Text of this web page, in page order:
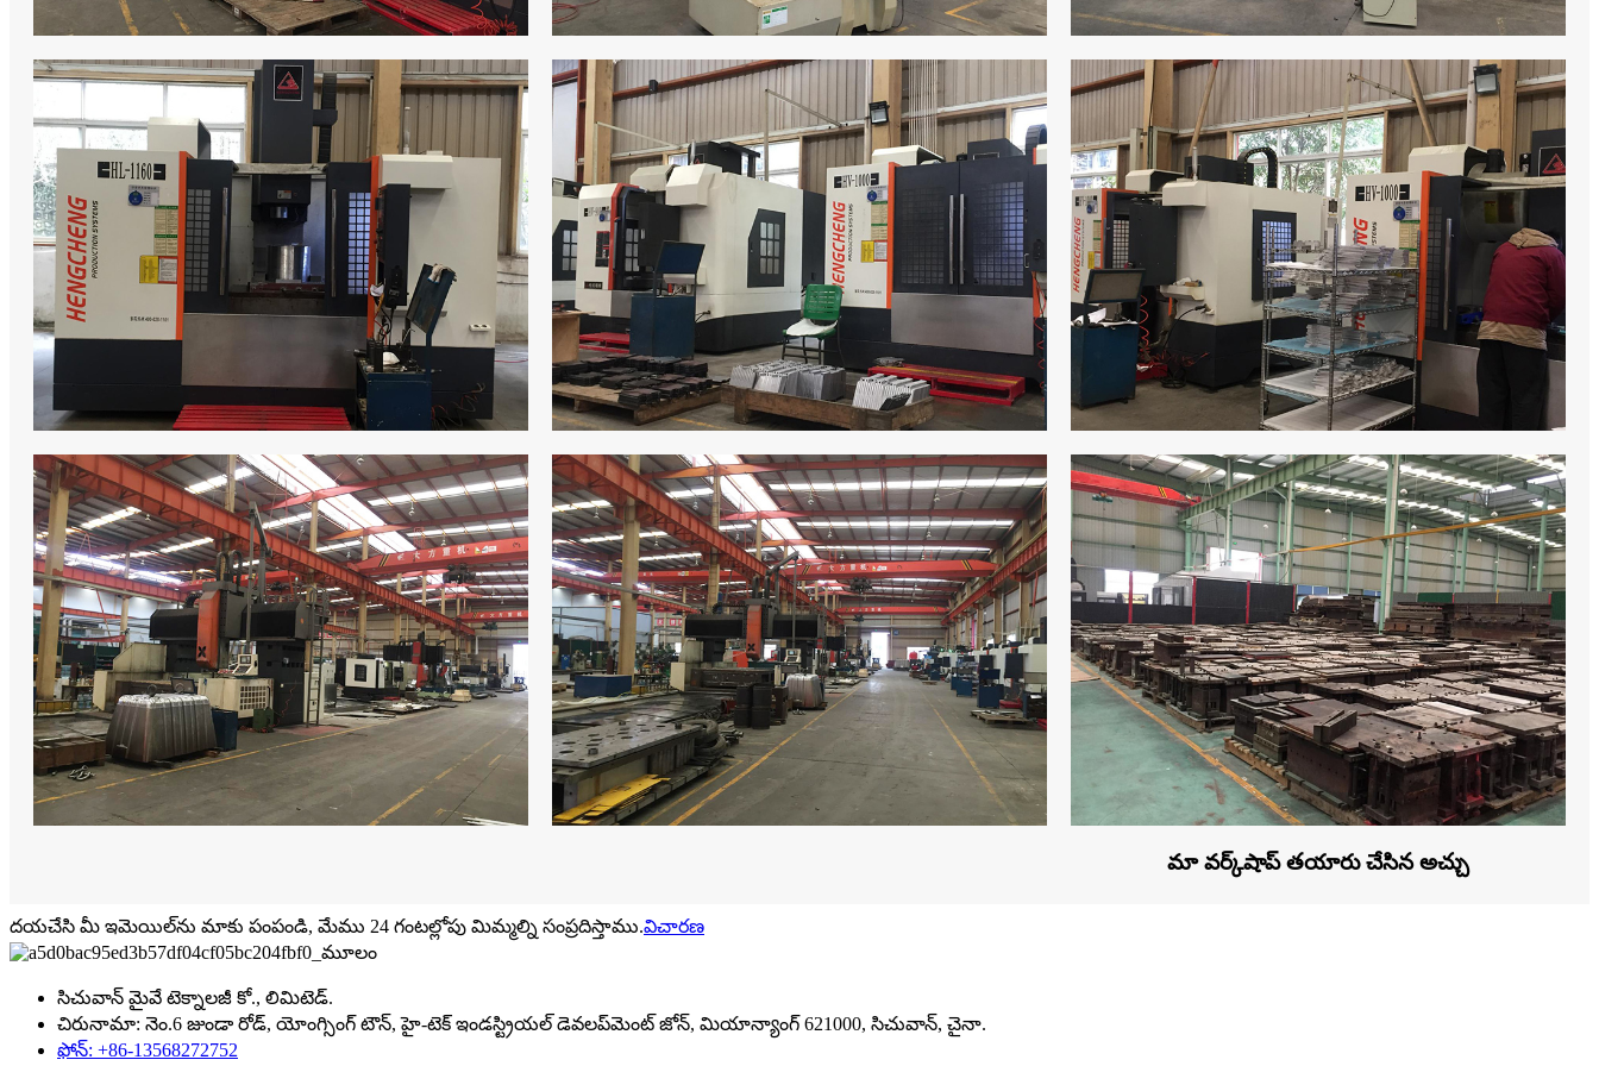
మా వర్క్‌షాప్ తయారు చేసిన అచ్చు
దయచేసి మీ ఇమెయిల్‌ను మాకు పంపండి, మేము 24 గంటల్లోపు మిమ్మల్ని సంప్రదిస్తాము.విచారణ
సిచువాన్ మైవే టెక్నాలజీ కో., లిమిటెడ్.
చిరునామా: నెం.6 జుండా రోడ్, యోంగ్సింగ్ టౌన్, హై-టెక్ ఇండస్ట్రియల్ డెవలప్‌మెంట్ జోన్, మియాన్యాంగ్ 621000, సిచువాన్, చైనా.
ఫోన్: +86-13568272752